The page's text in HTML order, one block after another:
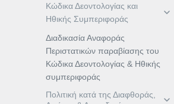
ΕΛ EN
Κώδικα Δεοντολογίας και
Ηθικής Συμπεριφοράς
Διαδικασία Αναφοράς
Περιστατικών παραβίασης του
Κώδικα Δεοντολογίας & Ηθικής
συμπεριφοράς
ΕΛ EN
Πολιτική κατά της Διαφθοράς,